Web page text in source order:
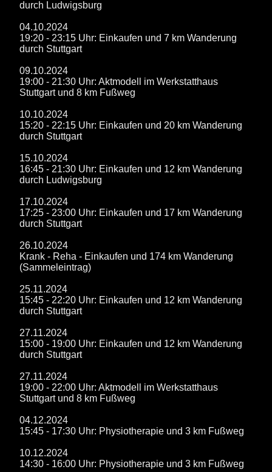
durch Ludwigsburg
04.10.2024
19:20 - 23:15 Uhr: Einkaufen und 7 km Wanderung
durch Stuttgart
09.10.2024
19:00 - 21:30 Uhr: Aktmodell im Werkstatthaus
Stuttgart und 8 km Fußweg
10.10.2024
15:20 - 22:15 Uhr: Einkaufen und 20 km Wanderung
durch Stuttgart
15.10.2024
16:45 - 21:30 Uhr: Einkaufen und 12 km Wanderung
durch Ludwigsburg
17.10.2024
17:25 - 23:00 Uhr: Einkaufen und 17 km Wanderung
durch Stuttgart
26.10.2024
Krank - Reha - Einkaufen und 174 km Wanderung
(Sammeleintrag)
25.11.2024
15:45 - 22:20 Uhr: Einkaufen und 12 km Wanderung
durch Stuttgart
27.11.2024
15:00 - 19:00 Uhr: Einkaufen und 12 km Wanderung
durch Stuttgart
27.11.2024
19:00 - 22:00 Uhr: Aktmodell im Werkstatthaus
Stuttgart und 8 km Fußweg
04.12.2024
15:45 - 17:30 Uhr: Physiotherapie und 3 km Fußweg
10.12.2024
14:30 - 16:00 Uhr: Physiotherapie und 3 km Fußweg